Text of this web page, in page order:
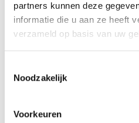
partners kunnen deze
informatie die u aan ze heeft
verzameld op basis van uw
Noodzakelijk
Voorkeuren
Een belangrijk
het TOPOI-model.
achterhalen. Waar zit
stellen, kun je samen